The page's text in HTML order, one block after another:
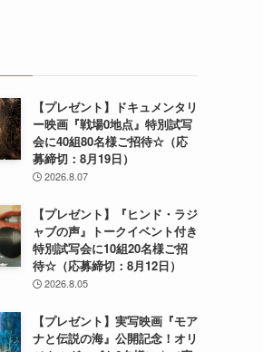
【プレゼント】ドキュメンタリ
ー映画『戦場0地点』特別試写
会に40組80名様ご招待☆（応
募締切：8月19日）
2026.8.07
【プレゼント】『ヒンド・ラジ
ャブの声』トークイベント付き
特別試写会に10組20名様ご招
待☆（応募締切：8月12日）
2026.8.05
【プレゼント】実写映画『モア
ナと伝説の海』公開記念！オリ